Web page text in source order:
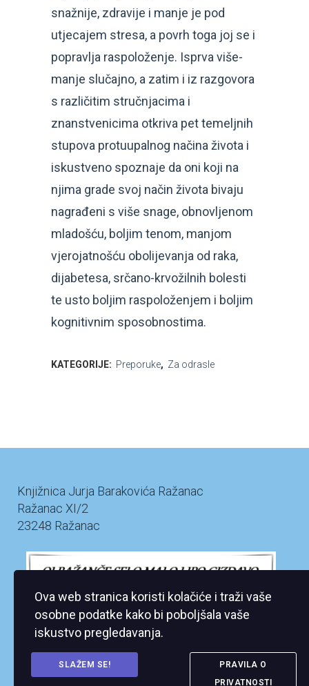
snažnije, zdravije i manje je pod
utjecajem stresa, a povrh toga joj se i
popravlja raspoloženje. Isprva više-
manje slučajno, a zatim i iz razgovora
s različitim stručnjacima i
znanstvenicima otkriva pet temeljnih
stupova protuupalnog načina života i
iskustveno spoznaje da oni koji na
njima grade svoj način života bivaju
nagrađeni s više snage, obnovljenom
mladošću, boljim tenom, manjom
vjerojatnošću obolijevanja od raka,
dijabetesa, srčano-krvožilnih bolesti
te usto boljim raspoloženjem i boljim
kognitivnim sposobnostima.
KATEGORIJE: Preporuke, Za odrasle
Knjižnica Jurja Barakovića Ražanac
Ražanac XI/2
23248 Ražanac
Ova web stranica koristi kolačiće i traži vaše
osobne podatke kako bi poboljšala vaše
iskustvo pregledavanja.
SLAŽEM SE!
PRAVILA O
PRIVATNOSTI